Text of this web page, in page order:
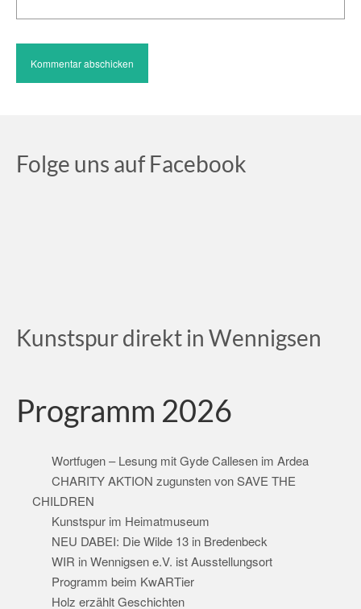
Folge uns auf Facebook
Kunstspur direkt in Wennigsen
Programm 2026
Wortfugen – Lesung mit Gyde Callesen im Ardea
CHARITY AKTION zugunsten von SAVE THE
CHILDREN
Kunstspur im Heimatmuseum
NEU DABEI: Die Wilde 13 in Bredenbeck
WIR in Wennigsen e.V. ist Ausstellungsort
Programm beim KwARTier
Holz erzählt Geschichten